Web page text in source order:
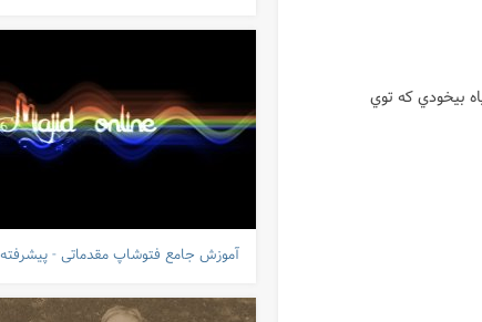
بيخودي كه توي
آموزش جامع فتوشاپ مقدماتی - پیشرفته